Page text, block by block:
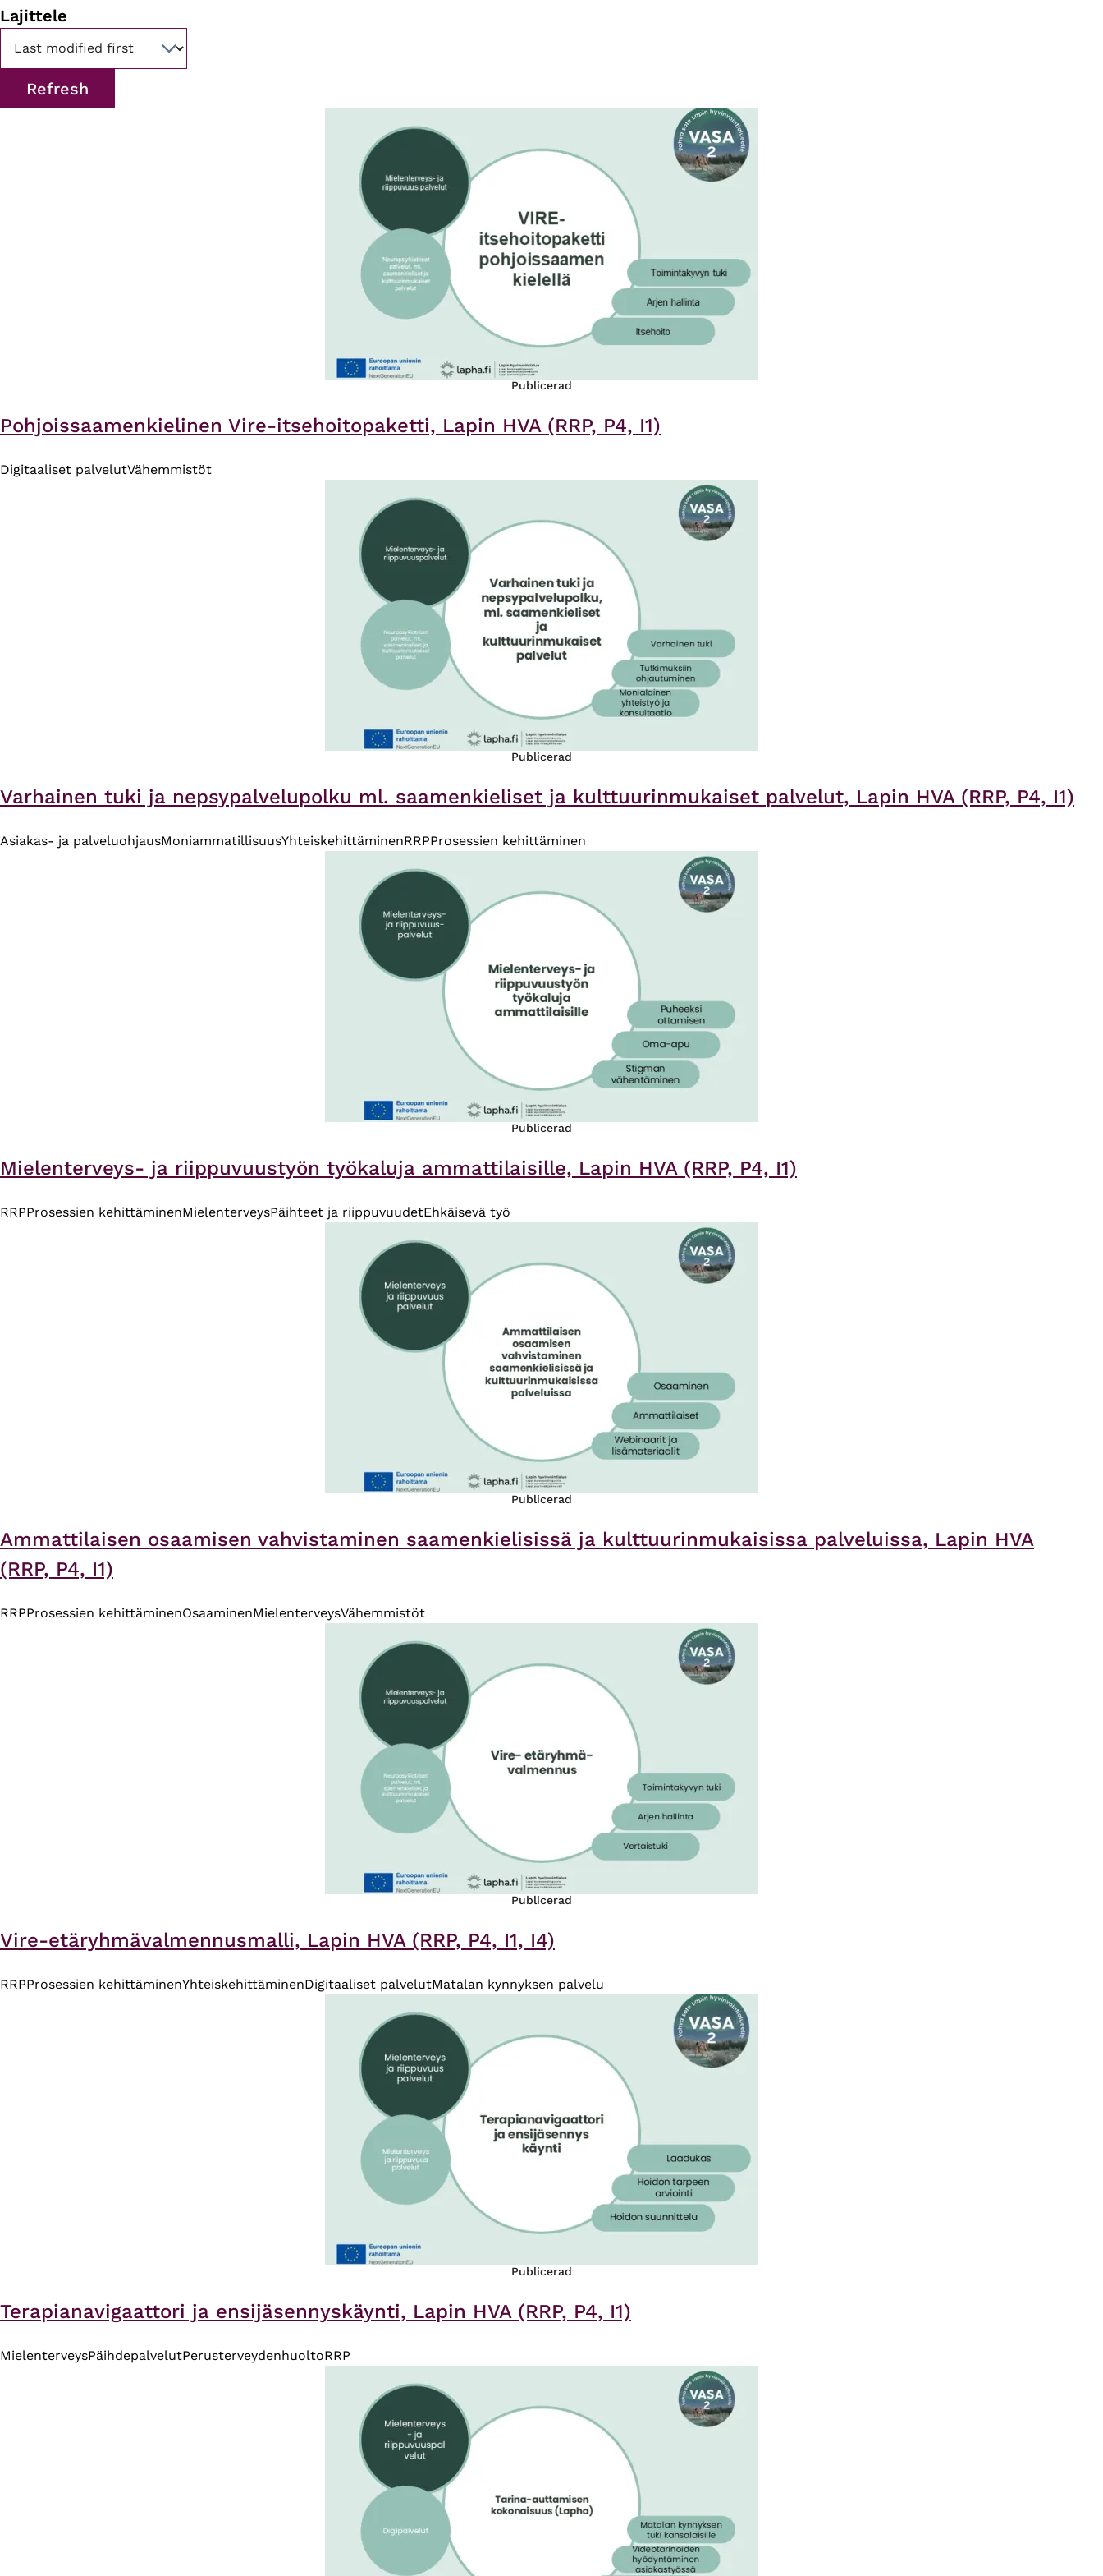
Lajittele
Publicerad
Pohjoissaamenkielinen Vire-itsehoitopaketti, Lapin HVA (RRP, P4, I1)
Digitaaliset palvelutVähemmistöt
Publicerad
Varhainen tuki ja nepsypalvelupolku ml. saamenkieliset ja kulttuurinmukaiset palvelut, Lapin HVA (RRP, P4, I1)
Asiakas- ja palveluohjausMoniammatillisuusYhteiskehittäminenRRPProsessien kehittäminen
Publicerad
Mielenterveys- ja riippuvuustyön työkaluja ammattilaisille, Lapin HVA (RRP, P4, I1)
RRPProsessien kehittäminenMielenterveysPäihteet ja riippuvuudetEhkäisevä työ
Publicerad
Ammattilaisen osaamisen vahvistaminen saamenkielisissä ja kulttuurinmukaisissa palveluissa, Lapin HVA
(RRP, P4, I1)
RRPProsessien kehittäminenOsaaminenMielenterveysVähemmistöt
Publicerad
Vire-etäryhmävalmennusmalli, Lapin HVA (RRP, P4, I1, I4)
RRPProsessien kehittäminenYhteiskehittäminenDigitaaliset palvelutMatalan kynnyksen palvelu
Publicerad
Terapianavigaattori ja ensijäsennyskäynti, Lapin HVA (RRP, P4, I1)
MielenterveysPäihdepalvelutPerusterveydenhuoltoRRP